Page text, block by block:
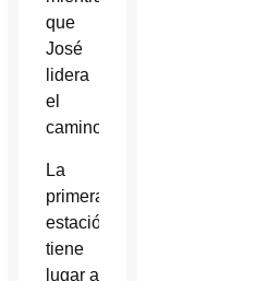
que
José
lidera
el
camino.
La
primera
estación
tiene
lugar a